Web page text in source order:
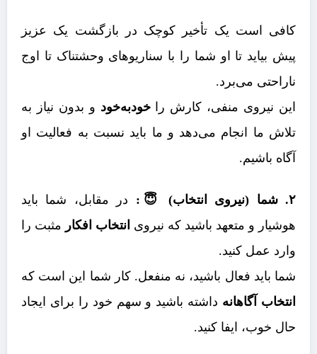
کافی است یک تأخیر کوچک در بازگشت یک عزیز
پیش بیاید تا او شما را با سناریوهای وحشتناک تا اوج
ناراحتی می‌برد.
این نیروی منفی، کارش راخودبه‌خود و بدون نیاز به
تلاش ما انجام می‌دهد و ما باید نسبت به فعالیت او
آگاه باشیم.
۲. شما (نیروی انتخاب) 😇:
در مقابل، شما باید
هوشیار و متعهد باشید که نیروی انتخاب افکار مثبت را
وارد عمل کنید.
شما باید فعال باشید، نه منفعل. کار شما این است که
انتخاب آگاهانه داشته باشید و سهم خود را برای ایجاد
حال خوب، ایفا کنید.